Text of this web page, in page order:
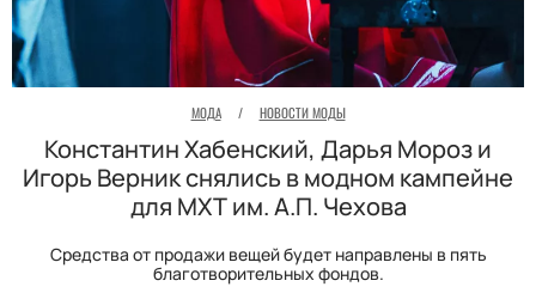
МОДА / НОВОСТИ МОДЫ
Константин Хабенский, Дарья Мороз и
Игорь Верник снялись в модном кампейне
для МХТ им. А.П. Чехова
Средства от продажи вещей будет направлены в пять
благотворительных фондов.